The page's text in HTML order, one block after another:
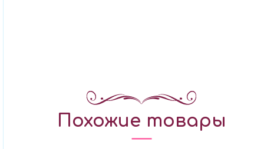
Похожие товары